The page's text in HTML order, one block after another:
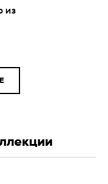
из